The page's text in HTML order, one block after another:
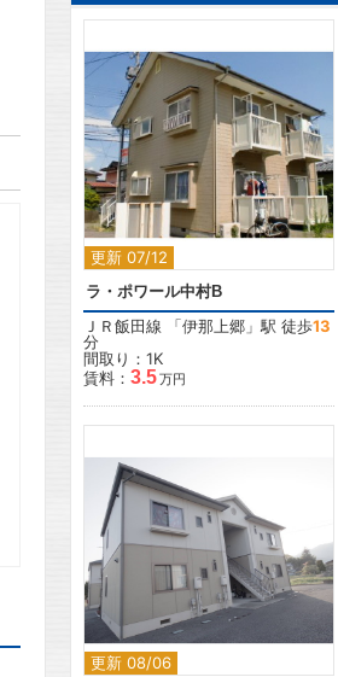
更新 07/12
2
ラ・ポワール中村B
ＪＲ飯田線 「伊那上郷 」駅 徒歩13
分
間取り：1K
賃料： 3.5万円
更新 08/06
2